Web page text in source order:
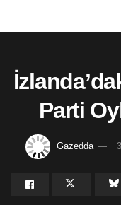
Parti
Gazedda